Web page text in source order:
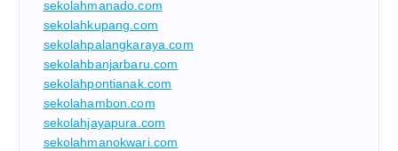
sekolahmanado.com
sekolahkupang.com
sekolahpalangkaraya.com
sekolahbanjarbaru.com
sekolahpontianak.com
sekolahambon.com
sekolahjayapura.com
sekolahmanokwari.com